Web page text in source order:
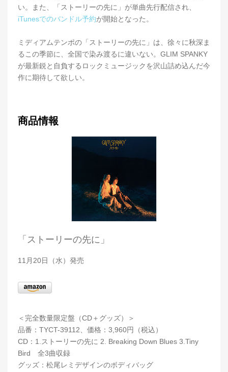
い。また、「ストーリーの先に」が単曲先行配信され、
iTunesでのバンドル予約が開始となった。
ミディアムテンポの「ストーリーの先に」は、徐々に秋深ま
るこの季節に、全国で染み渡るに違いない。GLIM SPANKY
が最新鋭と自負するロックミュージックを沢山詰め込んだ今
作に期待して欲しい。
商品情報
「ストーリーの先に」
11月20日（水）発売
＜完全数量限定盤（CD＋グッズ）＞
品番：TYCT-39112、価格：3,960円（税込）
CD：1.ストーリーの先に 2. Breaking Down Blues 3.Tiny
Bird 全3曲収録
グッズ：松尾レミデザインのボディバッグ